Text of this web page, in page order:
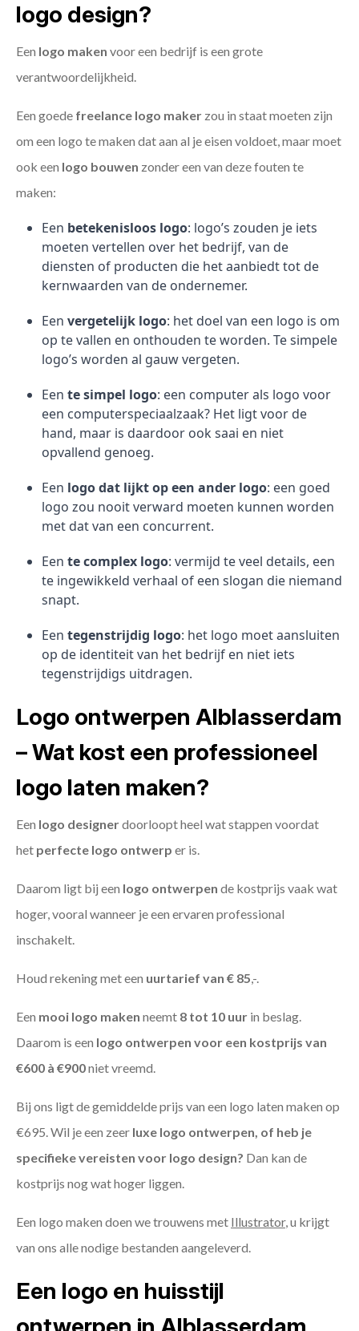
logo design?
Een logo maken voor een bedrijf is een grote
verantwoordelijkheid.
Een goede freelance logo maker zou in staat moeten zijn
om een logo te maken dat aan al je eisen voldoet, maar moet
ook een logo bouwen zonder een van deze fouten te
maken:
Een betekenisloos logo: logo’s zouden je iets
moeten vertellen over het bedrijf, van de
diensten of producten die het aanbiedt tot de
kernwaarden van de ondernemer.
Een vergetelijk logo: het doel van een logo is om
op te vallen en onthouden te worden. Te simpele
logo’s worden al gauw vergeten.
Een te simpel logo: een computer als logo voor
een computerspeciaalzaak? Het ligt voor de
hand, maar is daardoor ook saai en niet
opvallend genoeg.
Een logo dat lijkt op een ander logo: een goed
logo zou nooit verward moeten kunnen worden
met dat van een concurrent.
Een te complex logo: vermijd te veel details, een
te ingewikkeld verhaal of een slogan die niemand
snapt.
Een tegenstrijdig logo: het logo moet aansluiten
op de identiteit van het bedrijf en niet iets
tegenstrijdigs uitdragen.
Logo ontwerpen Alblasserdam
– Wat kost een professioneel
logo laten maken?
Een logo designerdoorloopt heel wat stappen voordat
het perfecte logo ontwerp er is.
Daarom ligt bij een logo ontwerpen de kostprijs vaak wat
hoger, vooral wanneer je een ervaren professional
inschakelt.
Houd rekening met een uurtarief van € 85,-.
Een mooi logo maken neemt 8 tot 10 uur in beslag.
Daarom is een logo ontwerpen voor een kostprijs van
€600 à €900niet vreemd.
Bij ons ligt de gemiddelde prijs van een logo laten maken op
€695. Wil je een zeer luxe logo ontwerpen, of heb je
specifieke vereisten voor logo design? Dan kan de
kostprijs nog wat hoger liggen.
Een logo maken doen we trouwens met Illustrator, u krijgt
van ons alle nodige bestanden aangeleverd.
Een logo en huisstijl